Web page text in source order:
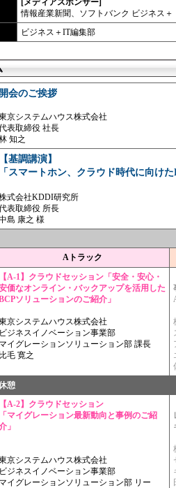
[メディアスポンサー]
情報産業新聞、ソフトバンク ビジネス＋
ビジネス＋IT編集部
開会のご挨拶
京システムハウス株式会社
表取締役 社長
知之
【基調講演】
「スマートホン、クラウド時代に向け
式会社KDDI研究所
表取締役 所長
島 康之 様
Aトラック
【A-1】クラウドセッション「安全・安心・
価なオンライン・バックアップを活用した
ソリューションのご紹介」
京システムハウス株式会社
ビジネスイノベーション事業部
マイグレーションソリューション部 課長
比毛 寛之
憩
【A-2】クラウドセッション
「マイグレーション最新動向と事例のご紹
」
京システムハウス株式会社
ビジネスイノベーション事業部
マイグレーションソリューション部 リー